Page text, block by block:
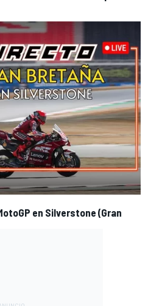
en Silverstone (Gran